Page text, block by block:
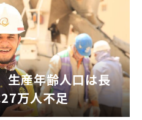
数は5回にも10回にも達し、
生産年齢人口は長
万人不足